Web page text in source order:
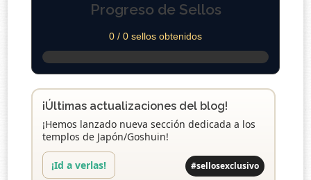
Progreso de Sellos
0 / 0 sellos obtenidos
¡Últimas actualizaciones del blog!
¡Hemos lanzado nueva sección dedicada a los
templos de Japón/Goshuin!
¡Id a verlas! #sellosexclusivo